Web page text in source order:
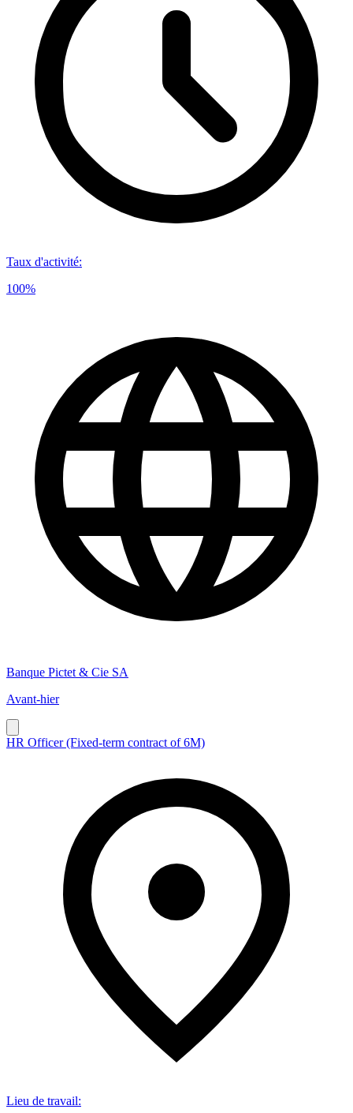
Taux d'activité:
100%
Banque Pictet & Cie SA
Avant-hier
HR Officer (Fixed-term contract of 6M)
Lieu de travail: